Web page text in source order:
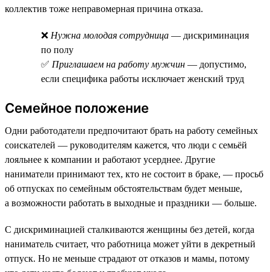
коллектив тоже неправомерная причина отказа.
❌ Нужна молодая сотрудница — дискриминация
по полу
✅ Приглашаем на работу мужчин — допустимо,
если специфика работы исключает женский труд
Семейное положение
Одни работодатели предпочитают брать на работу семейных
соискателей — руководителям кажется, что люди с семьёй
лояльнее к компании и работают усерднее. Другие
наниматели принимают тех, кто не состоит в браке, — просьб
об отпусках по семейным обстоятельствам будет меньше,
а возможности работать в выходные и праздники — больше.
С дискриминацией сталкиваются женщины без детей, когда
наниматель считает, что работница может уйти в декретный
отпуск. Но не меньше страдают от отказов и мамы, потому